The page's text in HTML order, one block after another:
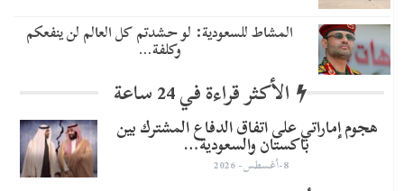
المشاط للسعودية: لو حشدتم كل العالم لن ينفعكم
وكلفة…
الأكثر قراءة في 24 ساعة
هجوم إماراتي على اتفاق الدفاع المشترك بين
باكستان والسعودية…
8-أغسطس- 2026